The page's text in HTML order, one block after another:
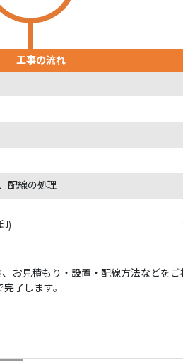
工事の流れ
配線の処理
)
お見積もり・設置・配線方法などをご
了します。